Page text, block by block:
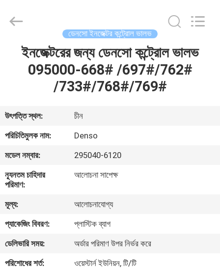
আমাদের
সম্বন্ধে
কারখানা
ভ্রমণ
গুণগত
মান
নিয়ন্ত্রণ
AUTO
PARTS
Reserved.
ডেনসো ইনজেক্টর কন্ট্রোল ভালভ
ইনজেক্টরের জন্য ডেনসো কন্ট্রোল ভালভ
095000-668# /697#/762#
/733#/768#/769#
উৎপত্তি স্থল:
চীন
পরিচিতিমুলক নাম:
Denso
মডেল নম্বার:
295040-6120
ন্যূনতম চাহিদার
পরিমাণ:
আলোচনা সাপেক্ষ
মূল্য:
আলোচনাযোগ্য
প্যাকেজিং বিবরণ:
প্লাস্টিক ব্যাগ
ডেলিভারি সময়:
অর্ডার পরিমাণ উপর নির্ভর করে
পরিশোধের শর্ত:
ওয়েস্টার্ন ইউনিয়ন, টি/টি